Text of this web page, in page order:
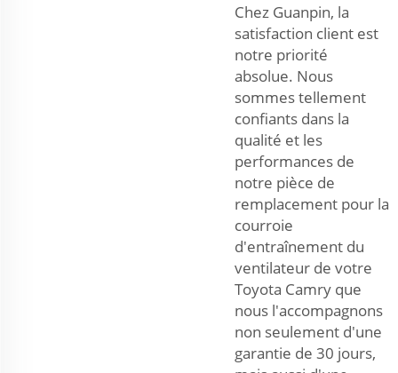
Chez Guanpin, la
satisfaction client est
notre priorité
absolue. Nous
sommes tellement
confiants dans la
qualité et les
performances de
notre pièce de
remplacement pour la
courroie
d'entraînement du
ventilateur de votre
Toyota Camry que
nous l'accompagnons
non seulement d'une
garantie de 30 jours,